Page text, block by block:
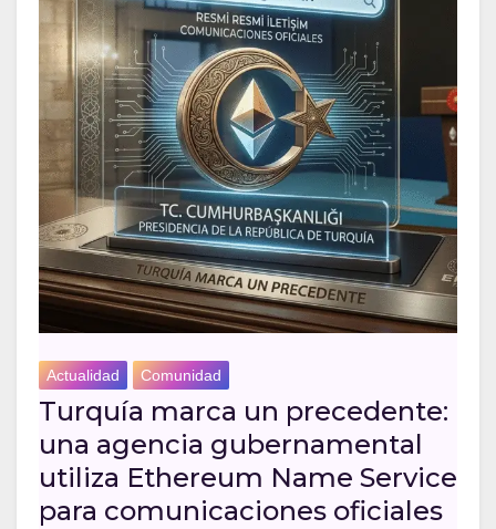
Actualidad Comunidad
Turquía marca un precedente:
una agencia gubernamental
utiliza Ethereum Name Service
para comunicaciones oficiales